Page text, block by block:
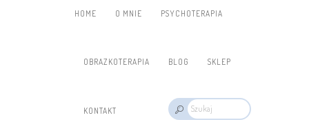
HOME O MNIE PSYCHOTERAPIA
OBRAZKOTERAPIA BLOG SKLEP
KONTAKT